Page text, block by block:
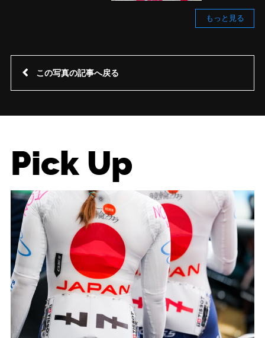
もっと見る
この写真の記事へ戻る
Pick Up